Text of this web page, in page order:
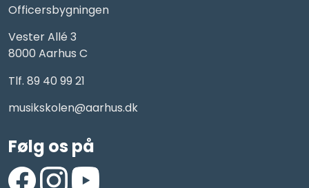
Officersbygningen
Vester Allé 3
8000 Aarhus C
Tlf. 89 40 99 21
musikskolen@aarhus.dk
Følg os på